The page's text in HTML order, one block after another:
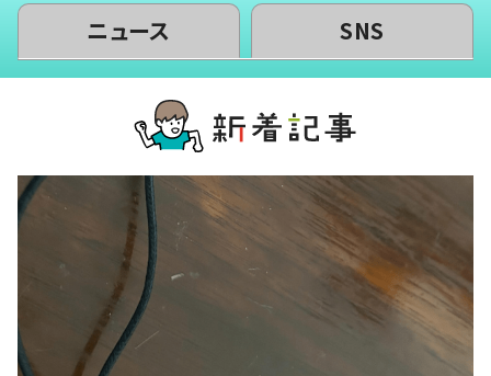
ニュース SNS